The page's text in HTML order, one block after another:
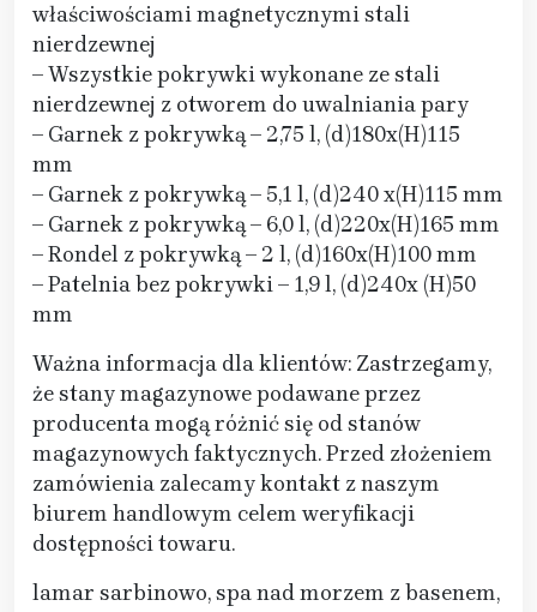
właściwościami magnetycznymi stali
nierdzewnej
– Wszystkie pokrywki wykonane ze stali
nierdzewnej z otworem do uwalniania pary
– Garnek z pokrywką – 2,75 l, (d)180x(H)115
mm
– Garnek z pokrywką – 5,1 l, (d)240 x(H)115 mm
– Garnek z pokrywką – 6,0 l, (d)220x(H)165 mm
– Rondel z pokrywką – 2 l, (d)160x(H)100 mm
– Patelnia bez pokrywki – 1,9 l, (d)240x (H)50
mm
Ważna informacja dla klientów: Zastrzegamy,
że stany magazynowe podawane przez
producenta mogą różnić się od stanów
magazynowych faktycznych. Przed złożeniem
zamówienia zalecamy kontakt z naszym
biurem handlowym celem weryfikacji
dostępności towaru.
lamar sarbinowo, spa nad morzem z basenem,